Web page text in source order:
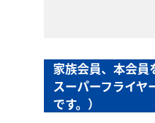
家族会員、本会員
スーパーフライヤ
です。）